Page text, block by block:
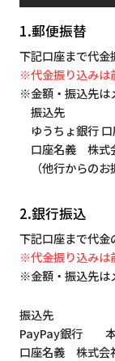
1.郵便振替
下記口座まで代金
※代金振り込みは
※金額・振込先は
振込先
ゆうちょ銀行
口座名義 株式
（他行からの
2.銀行振込
下記口座まで代金
※代金振り込みは
※金額・振込先は
振込先
PayPay銀行
口座名義 株式